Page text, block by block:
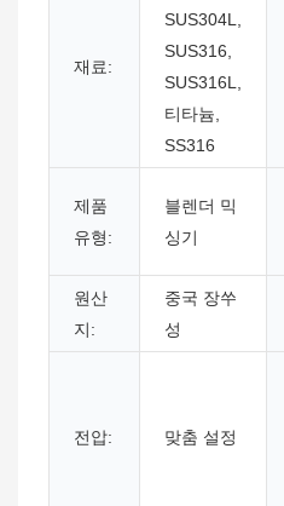
재료:
SUS304L,
SUS316,
SUS316L,
티타늄,
SS316
제품
유형:
블렌더 믹
싱기
원산
지:
중국 장쑤
성
전압: 맞춤 설정